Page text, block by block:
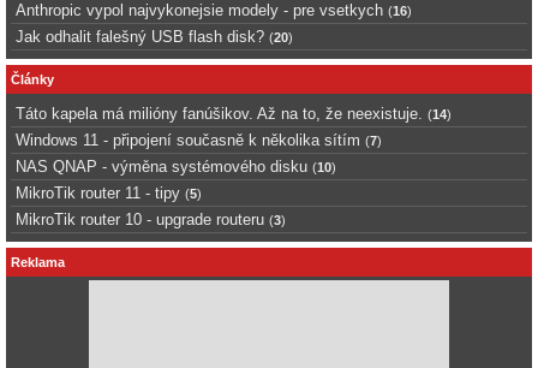
Anthropic vypol najvykonejsie modely - pre vsetkych (16)
Jak odhalit falešný USB flash disk? (20)
Články
Táto kapela má milióny fanúšikov. Až na to, že neexistuje. (14)
Windows 11 - připojení současně k několika sítím (7)
NAS QNAP - výměna systémového disku (10)
MikroTik router 11 - tipy (5)
MikroTik router 10 - upgrade routeru (3)
Reklama